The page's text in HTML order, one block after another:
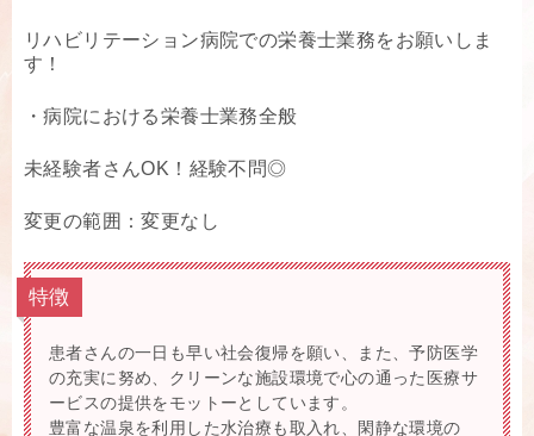
リハビリテーション病院での栄養士業務をお願いしま
す！
・病院における栄養士業務全般
未経験者さんOK！経験不問◎
変更の範囲：変更なし
特徴
患者さんの一日も早い社会復帰を願い、また、予防医学
の充実に努め、クリーンな施設環境で心の通った医療サ
ービスの提供をモットーとしています。
豊富な温泉を利用した水治療も取入れ、閑静な環境の